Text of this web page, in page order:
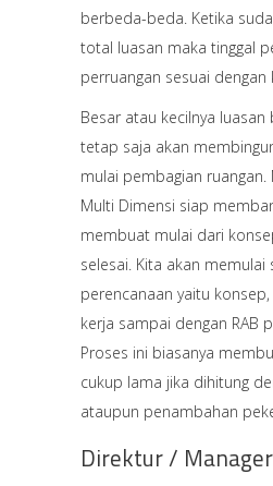
berbeda-beda. Ketika
total luasan maka tinggal
perruangan sesuai dengan
Besar atau kecilnya
tetap saja akan
mulai pembagian
Multi Dimensi siap
membuat mulai dari
selesai. Kita akan
perencanaan yaitu
kerja sampai dengan RAB
Proses ini biasanya
cukup lama jika dihitung
ataupun penambahan
Direktur / Manager